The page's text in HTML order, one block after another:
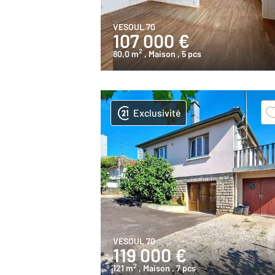
VESOUL 70
107 000 €
80,0 m2 , Maison, 5 pcs
Exclusivité
VESOUL 70
119 000 €
121 m2 , Maison, 7 pcs